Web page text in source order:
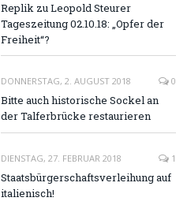
Replik zu Leopold Steurer
Tageszeitung 02.10.18: „Opfer der
Freiheit“?
DONNERSTAG, 2. AUGUST 2018 0
Bitte auch historische Sockel an
der Talferbrücke restaurieren
DIENSTAG, 27. FEBRUAR 2018 1
Staatsbürgerschaftsverleihung auf
italienisch!